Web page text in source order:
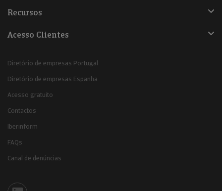
Recursos
Acesso Clientes
Diretório de empresas Portugal
Diretório de empresas Espanha
Acesso gratuito
Contactos
Iberinform
FAQs
Canal de denúncias